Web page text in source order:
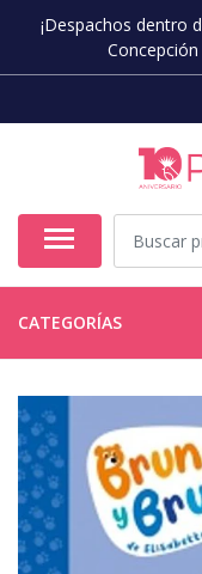
¡Despachos dentro
CATEGORÍAS